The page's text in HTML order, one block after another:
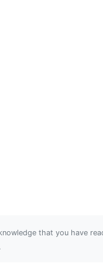
that you have